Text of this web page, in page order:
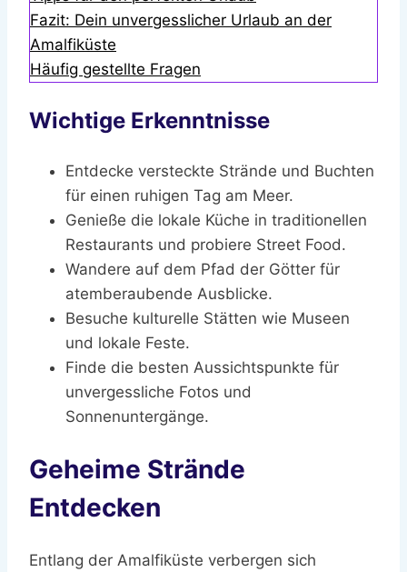
Fazit: Dein unvergesslicher Urlaub an der
Amalfiküste
Häufig gestellte Fragen
Wichtige Erkenntnisse
Entdecke versteckte Strände und Buchten
für einen ruhigen Tag am Meer.
Genieße die lokale Küche in traditionellen
Restaurants und probiere Street Food.
Wandere auf dem Pfad der Götter für
atemberaubende Ausblicke.
Besuche kulturelle Stätten wie Museen
und lokale Feste.
Finde die besten Aussichtspunkte für
unvergessliche Fotos und
Sonnenuntergänge.
Geheime Strände
Entdecken
Entlang der Amalfiküste verbergen sich